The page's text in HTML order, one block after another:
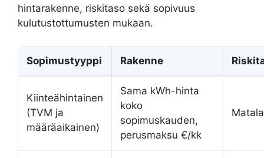
hintarakenne, riskitaso sekä sopivuus
kulutustottumusten mukaan.
Sopimustyyppi Rakenne
Kiinteähintainen
(TVM ja
määräaikainen)
Sama kWh-hinta
koko
sopimuskauden,
perusmaksu €/kk
Matala